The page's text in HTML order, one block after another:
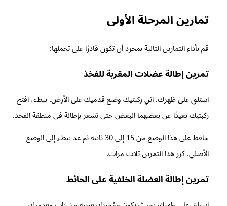
تمارين المرحلة الأولى
قم بأداء التمارين التالية بمجرد أن تكون قادرًا على تحملها:
تمرين إطالة عضلات المقربة للفخذ
استلقِ على ظهرك. اثنِ ركبتيك وضع قدميك على الأرض. ببطء، افتح
ركبتيك بعيدًا عن بعضهما البعض حتى تشعر بإطالة في منطقة الفخذ.
حافظ على هذا الوضع من 15 إلى 30 ثانية ثم عد ببطء إلى الوضع
الأصلي. كرر هذا التمرين ثلاث مرات.
تمرين إطالة العضلة الخلفية على الحائط